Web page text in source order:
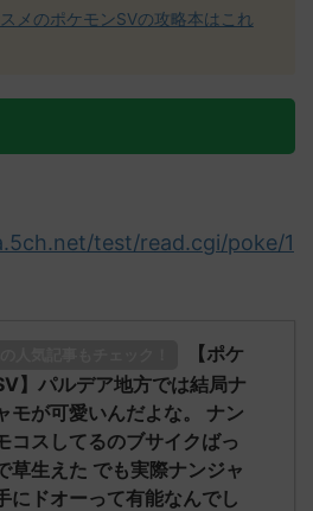
メのポケモンSVの攻略本はこれ
test/read.cgi/poke/1
【ポケ
】パルデア地方では結局ナ
モが可愛いんだよな。 ナン
コスしてるのブサイクばっ
草生えた でも実際ナンジャ
にドオーって有能なんでし